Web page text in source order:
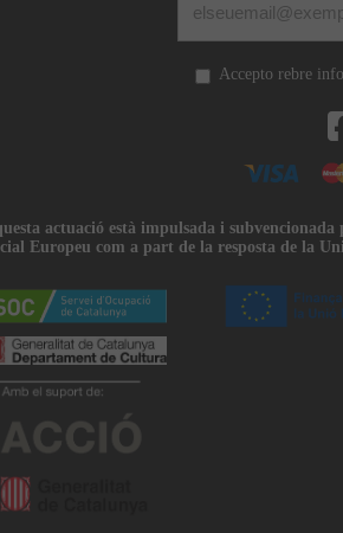
Accepto rebre
actuació està impulsada i
Europeu com a part de la resposta de la